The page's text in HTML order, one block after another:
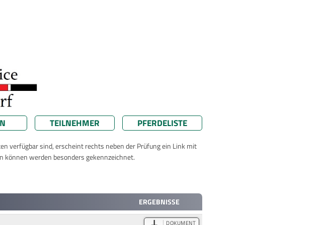
TEILNEHMER PFERDELISTE
verfügbar sind, erscheint rechts neben der Prüfung ein Link mit
können werden besonders gekennzeichnet.
ERGEBNISSE
DOKUMENT